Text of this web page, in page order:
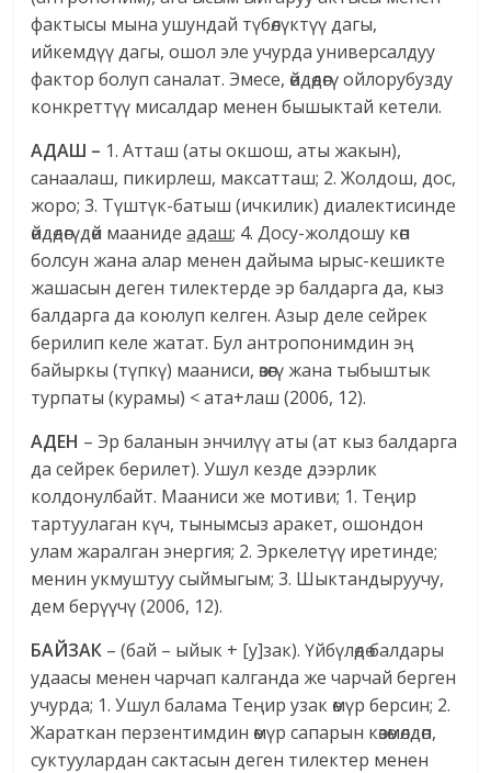
фактысы мына ушундай түбөлүктүү дагы,
ийкемдүү дагы, ошол эле учурда универсалдуу
фактор болуп саналат. Эмесе, өйдөдөгү ойлорубузду
конкреттүү мисалдар менен бышыктай кетели.
АДАШ – 1. Атташ (аты окшош, аты жакын),
санаалаш, пикирлеш, максатташ; 2. Жолдош, дос,
жоро; 3. Түштүк-батыш (ичкилик) диалектисинде
өйдөдөгүдөй маанидеадаш; 4. Досу-жолдошу көп
болсун жана алар менен дайыма ырыс-кешикте
жашасын деген тилектерде эр балдарга да, кыз
балдарга да коюлуп келген. Азыр деле сейрек
берилип келе жатат. Бул антропонимдин эң
байыркы (түпкү) мааниси, өзөгү жана тыбыштык
турпаты (курамы) < ата+лаш (2006, 12).
АДЕН – Эр баланын энчилүү аты (ат кыз балдарга
да сейрек берилет). Ушул кезде дээрлик
колдонулбайт. Мааниси же мотиви; 1. Теңир
тартуулаган күч, тынымсыз аракет, ошондон
улам жаралган энергия; 2. Эркелетүү иретинде;
менин укмуштуу сыймыгым; 3. Шыктандыруучу,
дем берүүчү (2006, 12).
БАЙЗАК – (бай – ыйык + [у]зак). Үйбүлөдө балдары
удаасы менен чарчап калганда же чарчай берген
учурда; 1. Ушул балама Теңир узак өмүр берсин; 2.
Жараткан перзентимдин өмүр сапарын көзөмөлдөп,
суктуулардан сактасын деген тилектер менен